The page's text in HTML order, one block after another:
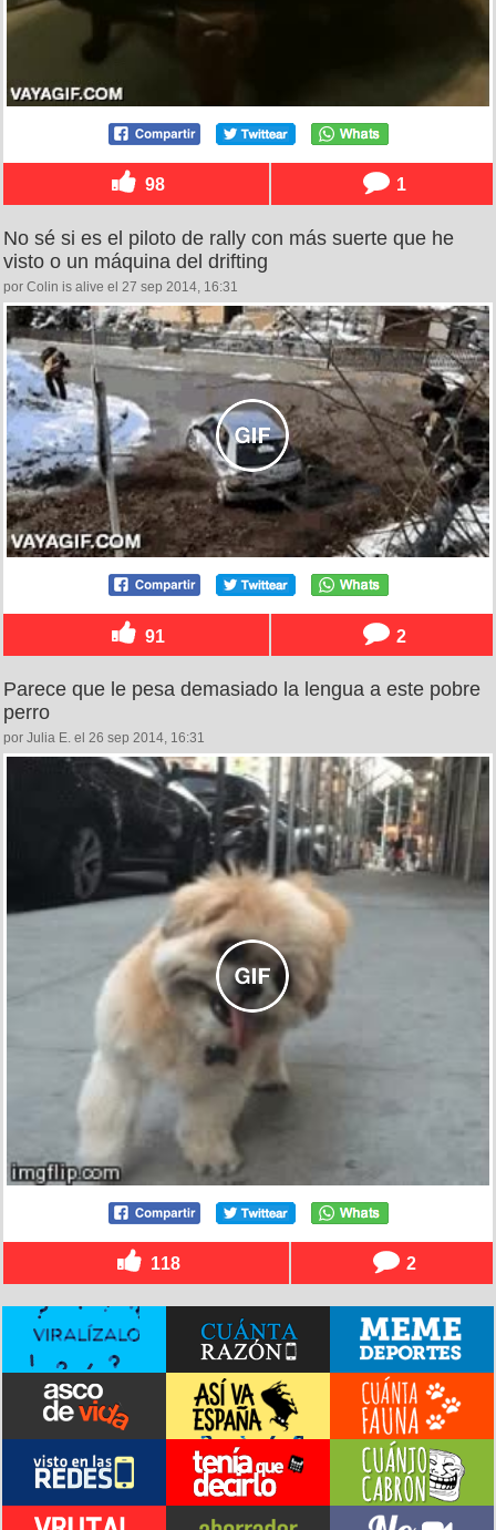
98 1
No sé si es el piloto de rally con más suerte que he
visto o un máquina del drifting
por Colin is alive el 27 sep 2014, 16:31
91 2
Parece que le pesa demasiado la lengua a este pobre
perro
por Julia E. el 26 sep 2014, 16:31
118 2